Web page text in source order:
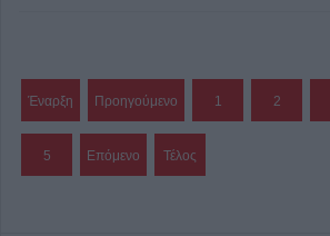
Έναρξη Προηγούμενο 1 2
5 Επόμενο Τέλος